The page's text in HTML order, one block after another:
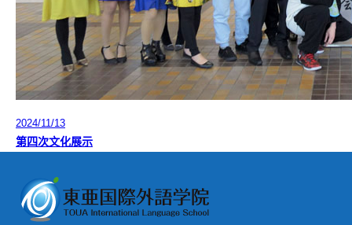
2024/11/13
第四次文化展示